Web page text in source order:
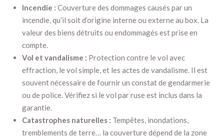
Incendie : Couverture des dommages causés par un
incendie, qu’il soit d’origine interne ou externe au box. La
valeur des biens détruits ou endommagés est prise en
compte.
Vol et vandalisme : Protection contre le vol avec
effraction, le vol simple, et les actes de vandalisme. Il est
souvent nécessaire de fournir un constat de gendarmerie
ou de police. Vérifiez si le vol par ruse est inclus dans la
garantie.
Catastrophes naturelles : Tempêtes, inondations,
tremblements de terre… la couverture dépend de la zone